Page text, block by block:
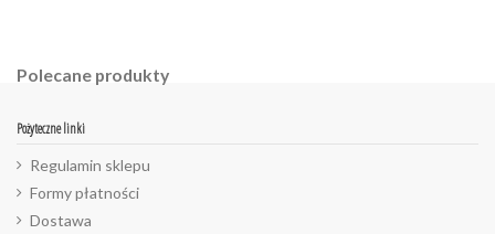
Polecane produkty
Pożyteczne linki
Regulamin sklepu
Formy płatności
Dostawa